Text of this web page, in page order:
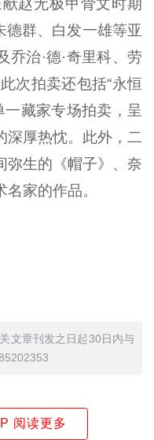
赵无极甲骨文时期
德群、白发一雄等亚
乔治·德·奇里科、劳
次拍卖还包括“永恒
一藏家专场拍卖，呈
深厚热忱。此外，二
弥生的《帽子》、奈
家的作品。
文章刊发之日起30日内与
阅读更多